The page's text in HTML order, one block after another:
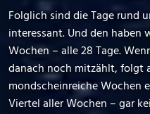
Folglich sind die Tage rund
interessant. Und den
Wochen – alle 28 Tage.
danach noch mitzählt, folgt
mondscheinreiche Wochen
Viertel aller Wochen – gar